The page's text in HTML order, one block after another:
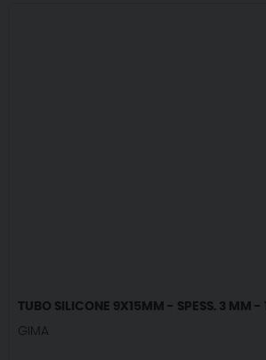
TUBO SILICONE 9X15MM - SPESS. 3 MM -
GIMA